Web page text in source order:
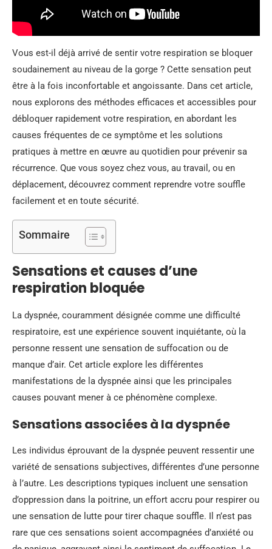
Vous est-il déjà arrivé de sentir votre respiration se bloquer
soudainement au niveau de la gorge ? Cette sensation peut
être à la fois inconfortable et angoissante. Dans cet article,
nous explorons des méthodes efficaces et accessibles pour
débloquer rapidement votre respiration, en abordant les
causes fréquentes de ce symptôme et les solutions
pratiques à mettre en œuvre au quotidien pour prévenir sa
récurrence. Que vous soyez chez vous, au travail, ou en
déplacement, découvrez comment reprendre votre souffle
facilement et en toute sécurité.
Sommaire
Sensations et causes d’une
respiration bloquée
La dyspnée, couramment désignée comme une difficulté
respiratoire, est une expérience souvent inquiétante, où la
personne ressent une sensation de suffocation ou de
manque d’air. Cet article explore les différentes
manifestations de la dyspnée ainsi que les principales
causes pouvant mener à ce phénomène complexe.
Sensations associées à la dyspnée
Les individus éprouvant de la dyspnée peuvent ressentir une
variété de sensations subjectives, différentes d’une personne
à l’autre. Les descriptions typiques incluent une sensation
d’oppression dans la poitrine, un effort accru pour respirer ou
une sensation de lutte pour tirer chaque souffle. Il n’est pas
rare que ces sensations soient accompagnées d’anxiété ou